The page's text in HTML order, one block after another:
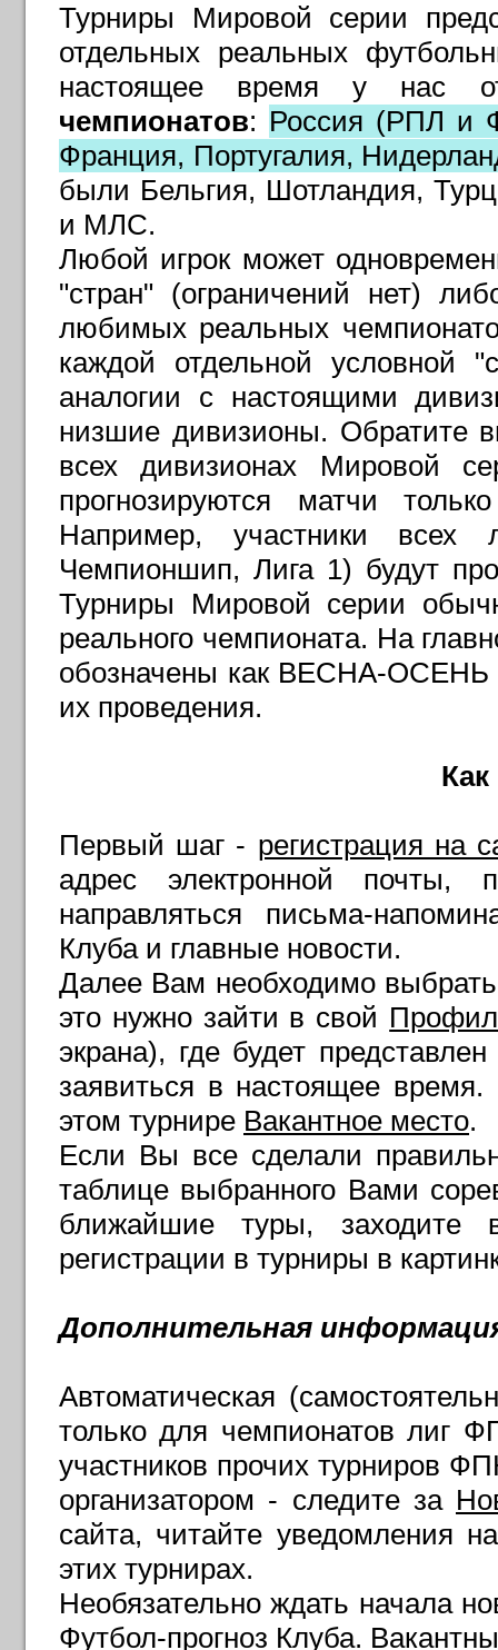
Турниры Мировой серии
отдельных реальных
настоящее время у нас
чемпионатов: Россия (РПЛ и
Франция, Португалия,
были Бельгия, Шотландия,
и МЛС.
Любой игрок может
"стран" (ограничений нет)
любимых реальных
каждой отдельной условной
аналогии с настоящими
низшие дивизионы. Обратите
всех дивизионах Мировой
прогнозируются матчи
Например, участники всех
Чемпионшип, Лига 1) будут
Турниры Мировой серии
реального чемпионата. На
обозначены как ВЕСНА-
их проведения.
Как
Первый шаг - регистрация на
адрес электронной почты,
направляться письма-
Клуба и главные новости.
Далее Вам необходимо
это нужно зайти в свой
экрана), где будет
заявиться в настоящее
этом турнире Вакантное место.
Если Вы все сделали
таблице выбранного Вами
ближайшие туры, заходите
регистрации в турниры в
Дополнительная
Автоматическая
только для чемпионатов лиг
участников прочих турниров
организатором - следите за
сайта, читайте уведомления
этих турнирах.
Необязательно ждать начала
Футбол-прогноз Клуба.